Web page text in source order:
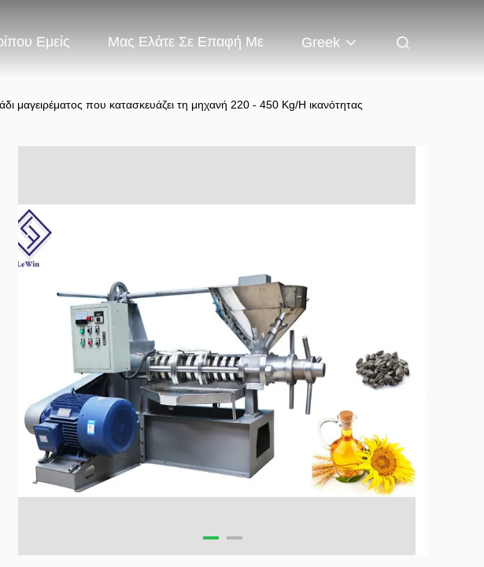
Εμείς Μας Ελάτε Σε Επαφή Με Greek
μαγειρέματος που κατασκευάζει τη μηχανή 220 - 450 Kg/H ικανότητας